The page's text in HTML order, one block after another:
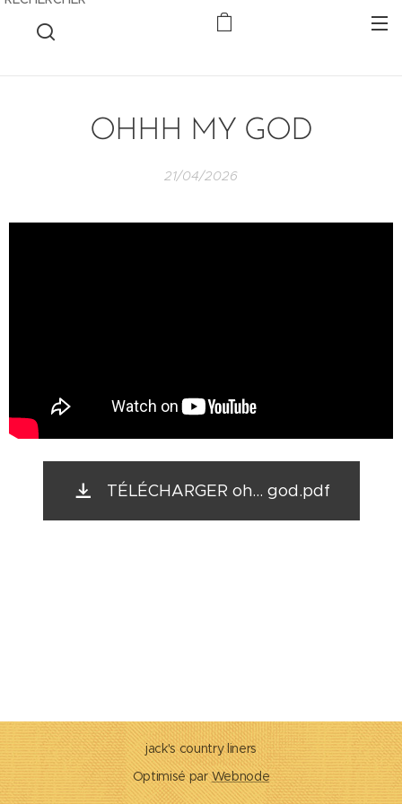
OHHH MY GOD
21/04/2026
TÉLÉCHARGER oh... god.pdf
jack's country liners
Optimisé parWebnode